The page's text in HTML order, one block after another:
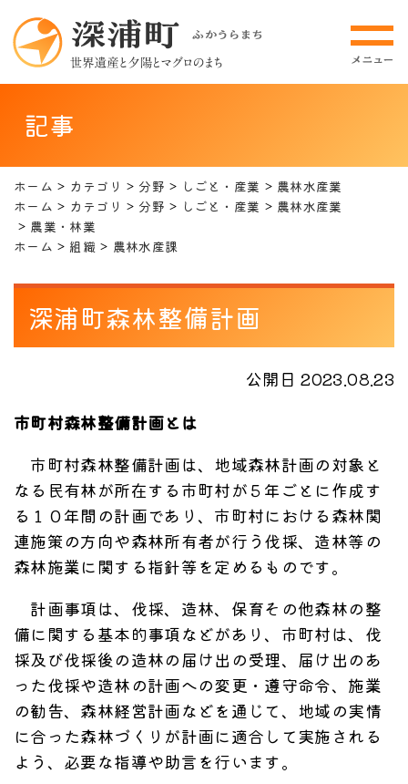
記事
ホーム カテゴリ 分野 しごと・産業
農林水産業
ホーム
カテゴリ 分野 しごと・産業
農林水産業
農業・林業
ホーム
組織 農林水産課
深浦町森林整備計画
公開日 2023.08.23
市町村森林整備計画とは
市町村森林整備計画は、地域森林計画の対象と
なる民有林が所在する市町村が５年ごとに作成す
る１０年間の計画であり、市町村における森林関
連施策の方向や森林所有者が行う伐採、造林等の
森林施業に関する指針等を定めるものです。
計画事項は、伐採、造林、保育その他森林の整
備に関する基本的事項などがあり、市町村は、伐
採及び伐採後の造林の届け出の受理、届け出のあ
った伐採や造林の計画への変更・遵守命令、施業
の勧告、森林経営計画などを通じて、地域の実情
に合った森林づくりが計画に適合して実施される
よう、必要な指導や助言を行います。